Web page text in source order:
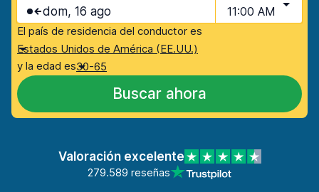
dom, 16 ago 11:00 AM
El país de residencia del conductor es
Estados Unidos de América (EE.UU.)
y la edad es30-65
Buscar ahora
Valoración excelente
279.589 reseñas